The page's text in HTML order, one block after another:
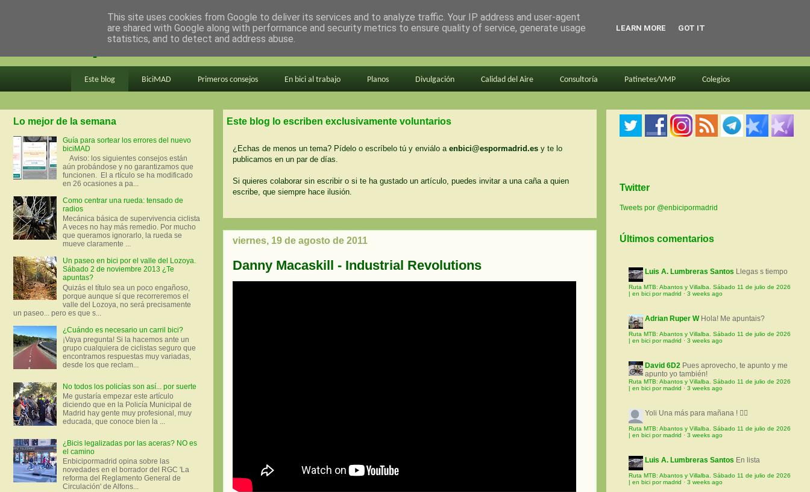
en bici por madrid
Este blog BiciMAD Primeros consejos En bici al trabajo Planos Divulgación Calidad del Aire Consultoría Patinetes/VMP Colegios
Este blog lo escriben exclusivamente voluntarios
¿Echas de menos un tema? Pídelo o escríbelo tú y enviálo a enbici@espormadrid.es y te lo
publicamos en un par de días.
Si quieres colaborar sin escribir o si te ha gustado un artículo, puedes invitar a una caña a quien
escribe, que siempre hace ilusión.
viernes, 19 de agosto de 2011
Danny Macaskill - Industrial Revolutions
Lo mejor de la semana
Guía para sortear los errores del nuevo
biciMAD
Aviso: los siguientes consejos están
aún probándose y no garantizamos que
funcionen. El a rtículo se ha modificado
en 26 ocasiones a pa...
Como centrar una rueda: tensado de
radios
Mecánica básica de supervivencia ciclista
A veces no hay más remedio. Por mucho
que queramos ignorarlo, la rueda se
mueve claramente ...
Un paseo en bici por el valle del Lozoya.
Sábado 2 de noviembre 2013 ¿Te
apuntas?
Quizás el título sea un poco engañoso,
porque aunque sí que recorreremos el
valle del Lozoya, no será precisamente
un paseo... pero es que s...
¿Cuándo es necesario un carril bici?
¡Vaya pregunta! Si la hacemos ante un
grupo cualquiera de ciclistas seguro que
encontramos respuestas muy variadas,
desde los que reclam...
No todos los policías son así... por suerte
Me gustaría empezar este artículo
diciendo que en la Policía Municipal de
Madrid hay gente muy profesional, muy
educada, que conoce bien la ...
¿Bicis legalizadas por las aceras? NO es
el camino
Enbicipormadrid opina sobre las
novedades en el borrador del RGC 'La
reforma del Reglamento General de
Circulación' de Alfons...
Twitter
Tweets por @enbicipormadrid
Últimos comentarios
Luis A. Lumbreras Santos Llegas s tiempo
Ruta MTB: Abantos y Villalba. Sábado 11 de julio de 2026
| en bici por madrid · 3 weeks ago
Adrian Ruper W Hola! Me apuntais?
Ruta MTB: Abantos y Villalba. Sábado 11 de julio de 2026
| en bici por madrid · 3 weeks ago
David 6D2 Pues aprovecho, te apunto y me
apunto yo también!
Ruta MTB: Abantos y Villalba. Sábado 11 de julio de 2026
| en bici por madrid · 3 weeks ago
Yoli Una más para mañana ! 🚵‍♀️
Ruta MTB: Abantos y Villalba. Sábado 11 de julio de 2026
| en bici por madrid · 3 weeks ago
Luis A. Lumbreras Santos En lista
Ruta MTB: Abantos y Villalba. Sábado 11 de julio de 2026
| en bici por madrid · 3 weeks ago
This site uses cookies from Google to deliver its services and to analyze traffic. Your IP address and user-agent
are shared with Google along with performance and security metrics to ensure quality of service, generate usage
statistics, and to detect and address abuse.
LEARN MORE GOT IT